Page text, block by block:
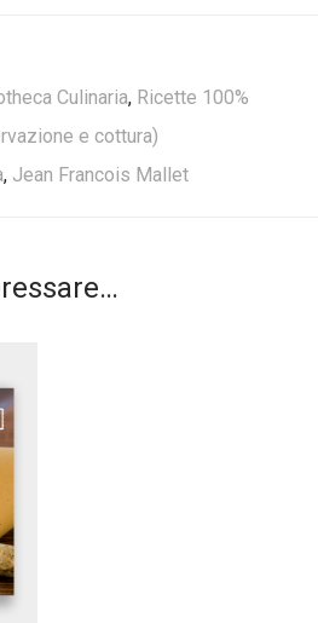
Culinaria, Ricette 100%
e cottura)
, Jean Francois Mallet